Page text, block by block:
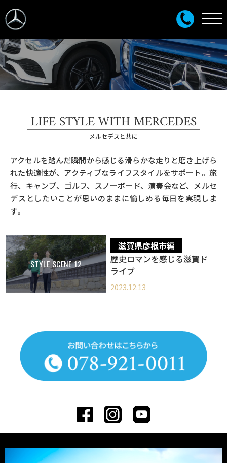
LIFE STYLE WITH MERCEDES
メルセデスと共に
アクセルを踏んだ瞬間から感じる滑らかな走りと磨き上げら
れた快適性が、アクティブなライフスタイルをサポート。旅
行、キャンプ、ゴルフ、スノーボード、演奏会など、メルセ
デスとしたいことが思いのままに愉しめる毎日を実現しま
す。
STYLE SCENE 12
滋賀県彦根市編
‎歴史ロマンを感じる滋賀ド
ライブ
2023.12.13